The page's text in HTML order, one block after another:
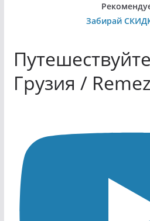
Забирай
Грузия /